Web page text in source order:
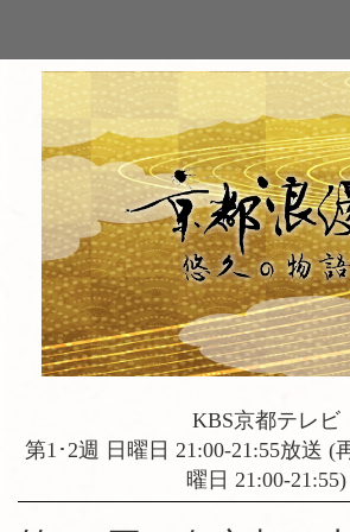
KBS京都テレビ
第1･2週 日曜日 21:00-21:55放送 (
曜日 21:00-21:55)